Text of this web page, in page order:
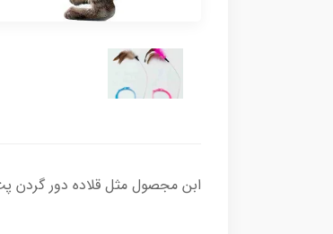
ابن مجصول مثل قلاده دور گردن